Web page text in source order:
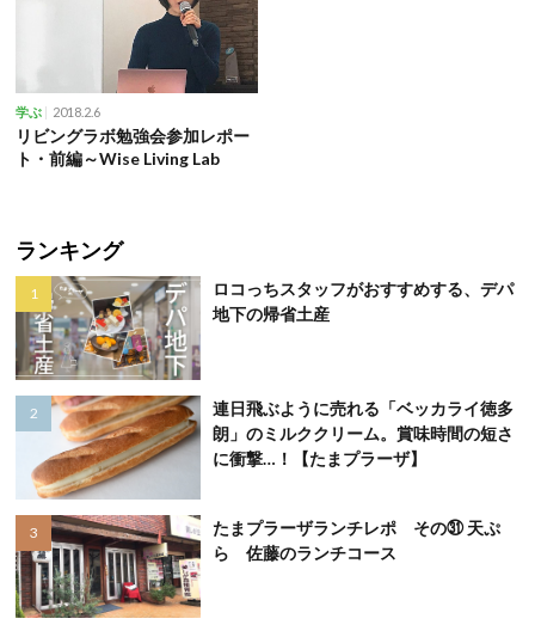
学ぶ 2018.2.6
リビングラボ勉強会参加レポー
ト・前編～Wise Living Lab
ランキング
ロコっちスタッフがおすすめする、デパ
地下の帰省土産
連日飛ぶように売れる「ベッカライ徳多
朗」のミルククリーム。賞味時間の短さ
に衝撃…！【たまプラーザ】
たまプラーザランチレポ その㉛ 天ぷ
ら 佐藤のランチコース